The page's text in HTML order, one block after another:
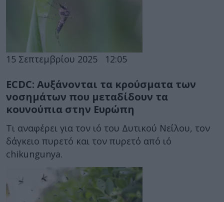
15 Σεπτεμβρίου 2025 12:05
ECDC: Αυξάνονται τα κρούσματα των
νοσημάτων που μεταδίδουν τα
κουνούπια στην Ευρώπη
Τι αναφέρει για τον ιό του Δυτικού Νείλου, τον
δάγκειο πυρετό και τον πυρετό από ιό
chikungunya.